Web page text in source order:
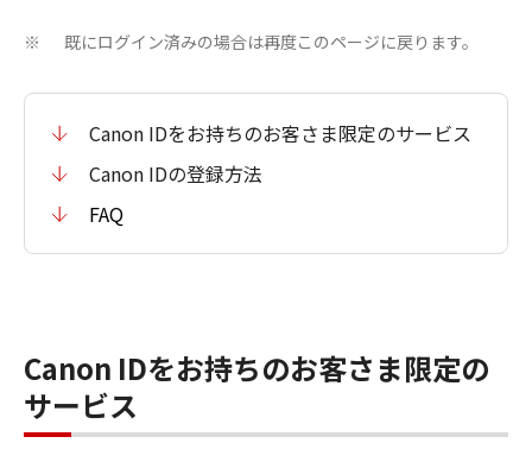
※ 既にログイン済みの場合は再度このページに戻ります。
Canon IDをお持ちのお客さま限定のサービス
Canon IDの登録方法
FAQ
Canon IDをお持ちのお客さま限定の
サービス